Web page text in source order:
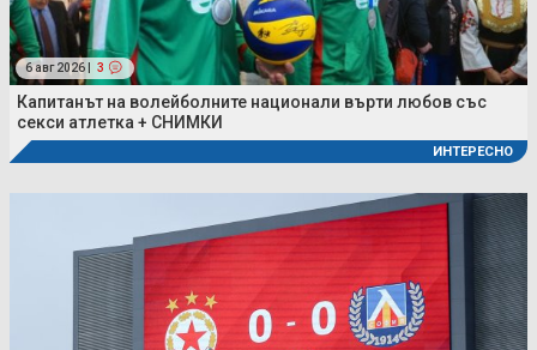
6 авг 2026 | 3
Капитанът на волейболните национали върти любов със
секси атлетка + СНИМКИ
ИНТЕРЕСНО